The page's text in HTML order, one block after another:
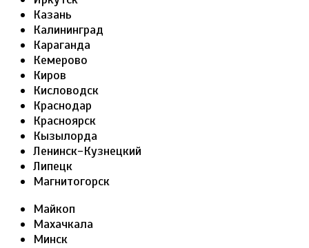
Казань
Калининград
Караганда
Кемерово
Киров
Кисловодск
Краснодар
Красноярск
Кызылорда
Ленинск-Кузнецкий
Липецк
Магнитогорск
Майкоп
Махачкала
Минск